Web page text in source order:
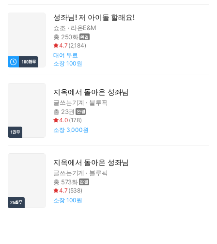
성좌님! 저 아이돌 할래요!
쇼조
라온E&M
총 250화
4.7 (2,184)
대여 무료
소장 100원
지옥에서 돌아온 성좌님
글쓰는기계
블루픽
총 23권
4.0 (178)
소장 3,000원
지옥에서 돌아온 성좌님
글쓰는기계
블루픽
총 573화
4.7 (538)
소장 100원